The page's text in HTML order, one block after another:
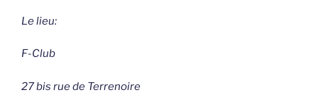
Le lieu:
F-Club
27 bis rue de Terrenoire